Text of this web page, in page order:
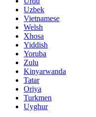
Uzbek
Vietnamese
Welsh
Xhosa
Yiddish
Yoruba
Zulu
Kinyarwanda
Tatar
Oriya
Turkmen
Uyghur